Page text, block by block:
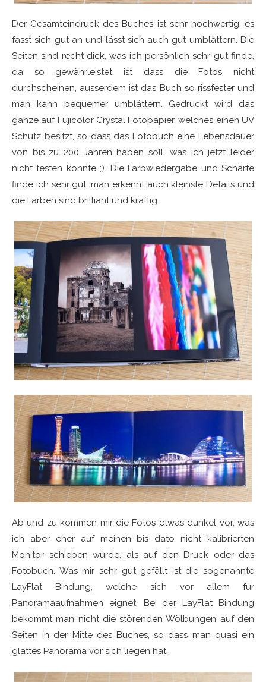
Der Gesamteindruck des Buches ist sehr hochwertig, es
fasst sich gut an und lässt sich auch gut umblättern. Die
Seiten sind recht dick, was ich persönlich sehr gut finde,
da so gewährleistet ist dass die Fotos nicht
durchscheinen, ausserdem ist das Buch so rissfester und
man kann bequemer umblättern. Gedruckt wird das
ganze auf Fujicolor Crystal Fotopapier, welches einen UV
Schutz besitzt, so dass das Fotobuch eine Lebensdauer
von bis zu 200 Jahren haben soll, was ich jetzt leider
nicht testen konnte ;). Die Farbwiedergabe und Schärfe
finde ich sehr gut, man erkennt auch kleinste Details und
die Farben sind brilliant und kräftig.
Ab und zu kommen mir die Fotos etwas dunkel vor, was
ich aber eher auf meinen bis dato nicht kalibrierten
Monitor schieben würde, als auf den Druck oder das
Fotobuch. Was mir sehr gut gefällt ist die sogenannte
LayFlat Bindung, welche sich vor allem für
Panoramaaufnahmen eignet. Bei der LayFlat Bindung
bekommt man nicht die störenden Wölbungen auf den
Seiten in der Mitte des Buches, so dass man quasi ein
glattes Panorama vor sich liegen hat.